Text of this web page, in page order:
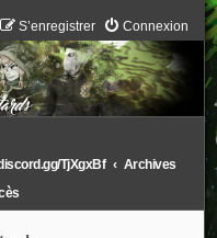
Connexion
S’enregistrer
TjXgxBf
Archives